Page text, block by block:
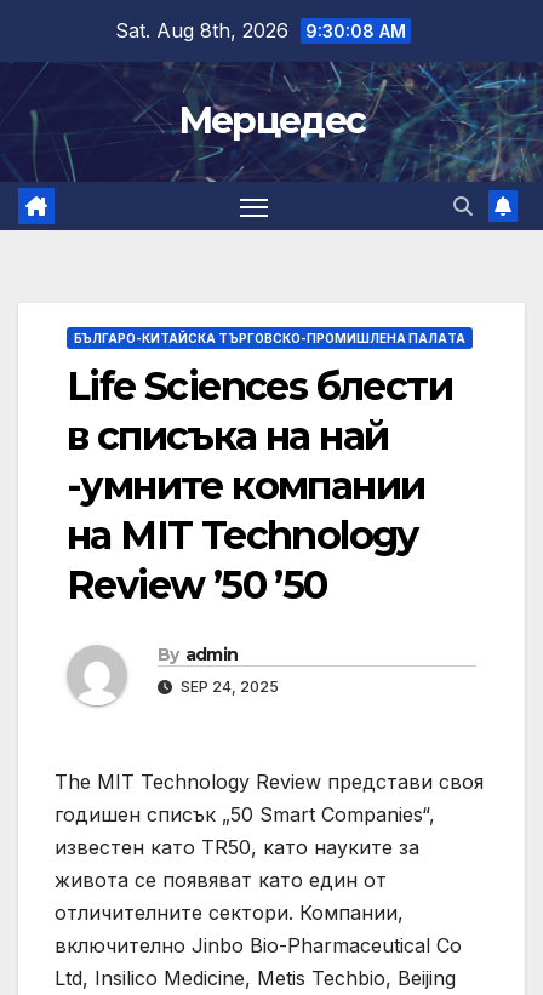
content
Sat. Aug 8th, 2026 9:30:09 AM
Мерцедес
БЪЛГАРО-КИТАЙСКА ТЪРГОВСКО-ПРОМИШЛЕНА ПАЛAТА
Life Sciences блести
в списъка на най
-умните компании
на MIT Technology
Review ’50 ’50
By admin
SEP 24, 2025
The MIT Technology Review представи своя
годишен списък „50 Smart Companies“,
известен като TR50, като науките за
живота се появяват като един от
отличителните сектори. Компании,
включително Jinbo Bio-Pharmaceutical Co
Ltd, Insilico Medicine, Metis Techbio, Beijing